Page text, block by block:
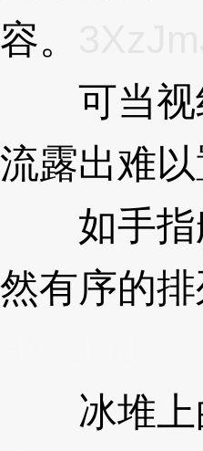
容。
可当视
流露出难
如手指
然有序的
冰堆上